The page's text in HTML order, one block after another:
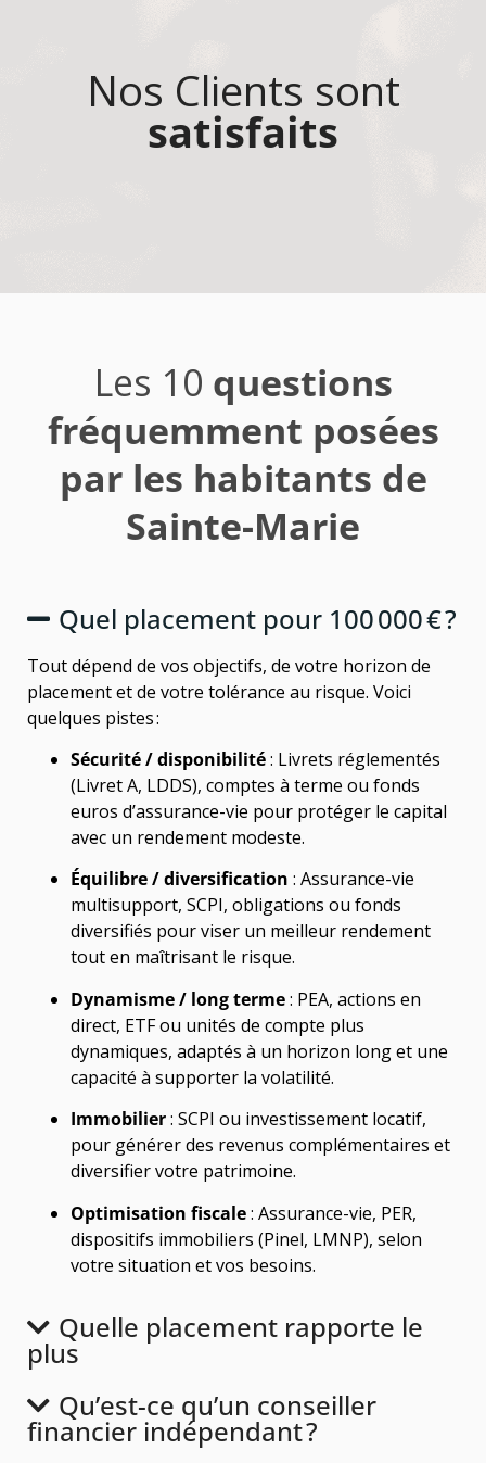
Nos Clients sont
satisfaits
Les 10 questions
fréquemment posées
par les habitants de
Sainte-Marie
Quel placement pour 100 000 € ?
Tout dépend de vos objectifs, de votre horizon de
placement et de votre tolérance au risque. Voici
quelques pistes :
Sécurité / disponibilité: Livrets réglementés
(Livret A, LDDS), comptes à terme ou fonds
euros d’assurance-vie pour protéger le capital
avec un rendement modeste.
Équilibre / diversification : Assurance-vie
multisupport, SCPI, obligations ou fonds
diversifiés pour viser un meilleur rendement
tout en maîtrisant le risque.
Dynamisme / long terme: PEA, actions en
direct, ETF ou unités de compte plus
dynamiques, adaptés à un horizon long et une
capacité à supporter la volatilité.
Immobilier: SCPI ou investissement locatif,
pour générer des revenus complémentaires et
diversifier votre patrimoine.
Optimisation fiscale: Assurance-vie, PER,
dispositifs immobiliers (Pinel, LMNP), selon
votre situation et vos besoins.
Quelle placement rapporte le
plus
Qu’est-ce qu’un conseiller
financier indépendant ?